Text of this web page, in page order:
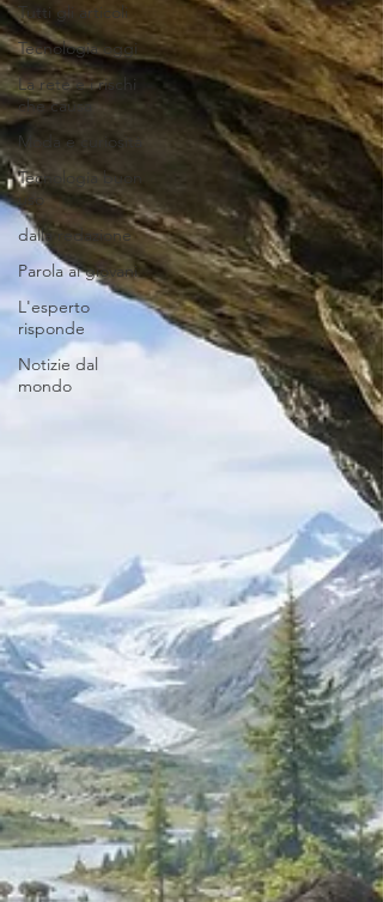
Tutti gli articoli
Tecnologia oggi
La rete e i rischi
che causa
Moda e curiosità
Tecnologia buon
uso
dalla redazione
Parola ai giovani
L'esperto
risponde
Notizie dal
mondo